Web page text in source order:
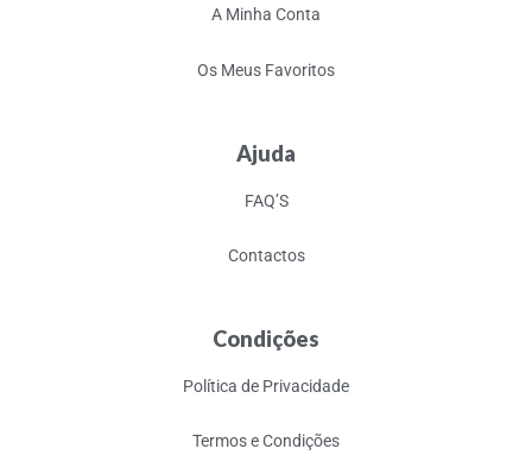
A Minha Conta
Os Meus Favoritos
Ajuda
FAQ’S
Contactos
Condições
Política de Privacidade
Termos e Condições